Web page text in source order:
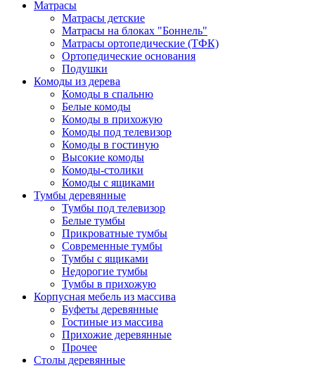
Матрасы
Матрасы детские
Матрасы на блоках "Боннель"
Матрасы ортопедические (ТФК)
Ортопедические основания
Подушки
Комоды из дерева
Комоды в спальню
Белые комоды
Комоды в прихожую
Комоды под телевизор
Комоды в гостиную
Высокие комоды
Комоды-столики
Комоды с ящиками
Тумбы деревянные
Тумбы под телевизор
Белые тумбы
Прикроватные тумбы
Современные тумбы
Тумбы с ящиками
Недорогие тумбы
Тумбы в прихожую
Корпусная мебель из массива
Буфеты деревянные
Гостиные из массива
Прихожие деревянные
Прочее
Столы деревянные